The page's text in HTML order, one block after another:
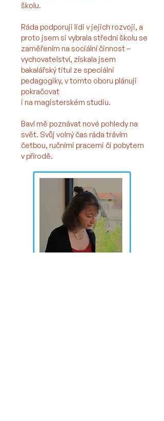
školu.
Ráda podporuji lidi v jejich rozvoji, a
proto jsem si vybrala střední školu se
zaměřením na sociální činnost –
vychovatelství, získala jsem
bakalářský titul ze speciální
pedagogiky, v tomto oboru plánuji
pokračovat
i na magisterském studiu.
Baví mě poznávat nové pohledy na
svět. Svůj volný čas ráda trávím
četbou, ručními pracemi či pobytem
v přírodě.